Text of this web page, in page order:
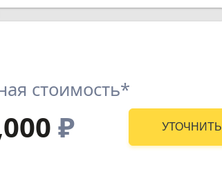
стоимость*
₽ УТОЧНИТЬ